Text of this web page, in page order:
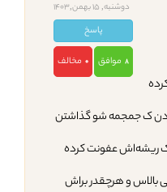
دوشنبه, 15 بهمن,1403
پاسخ
8 موافق 0 مخالف
کرده
ک جمجمه شو گذاشتن
ریشه‌اش عفونت کرده
زده ۸/۰ ک خیلی بالاس و هرچقدر براش